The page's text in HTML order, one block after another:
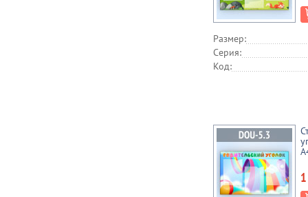
Размер:
Серия:
Код: